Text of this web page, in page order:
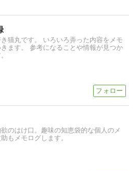
猫丸です。 いろいろ弄った内容をメモ
ます。 参考になることや情報が見つか
のはけ口。趣味の知恵袋的な個人のメ
もメモログします。